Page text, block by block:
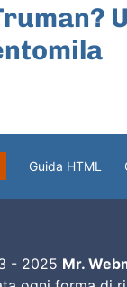
Guida HTML
- 2025 Mr.